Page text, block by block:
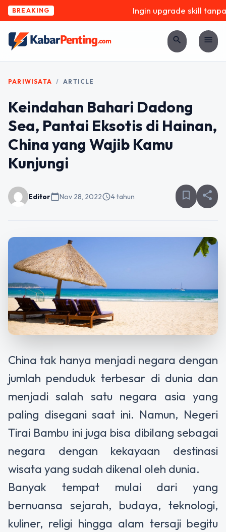
BREAKING Ingin upgrade skill tanpa
search menu
PARIWISATA / ARTICLE
Keindahan Bahari Dadong
Sea, Pantai Eksotis di Hainan,
China yang Wajib Kamu
Kunjungi
Editorcalendar_todayNov 28, 2022schedule4 tahun bookmark_border share
China tak hanya menjadi negara dengan
jumlah penduduk terbesar di dunia dan
menjadi salah satu negara asia yang
paling disegani saat ini. Namun, Negeri
Tirai Bambu ini juga bisa dibilang sebagai
negara dengan kekayaan destinasi
wisata yang sudah dikenal oleh dunia.
Banyak tempat mulai dari yang
bernuansa sejarah, budaya, teknologi,
kuliner, religi hingga alam tersaji begitu